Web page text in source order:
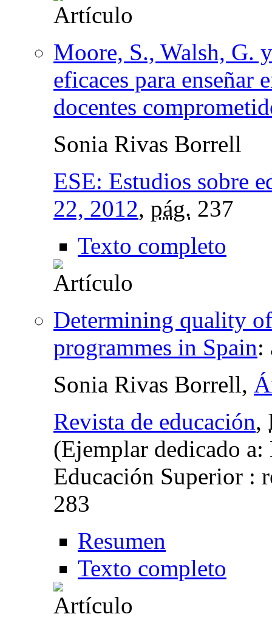
Moore, S., Walsh, G.
eficaces para enseñar
docentes
Sonia Rivas Borrell
ESE: Estudios sobre
22, 2012, pág. 237
Texto completo
Determining quality
programmes in Spain:
Sonia Rivas Borrell,
Revista de educación,
(Ejemplar dedicado a:
Educación Superior :
283
Resumen
Texto completo